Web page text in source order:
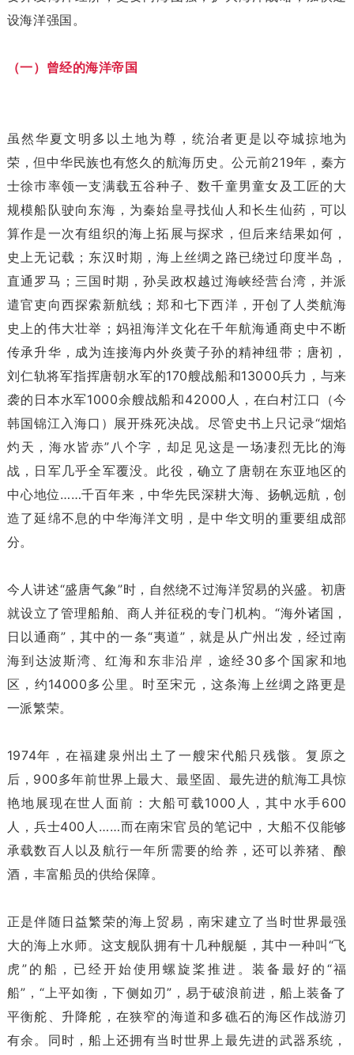
设海洋强国。
（一）曾经的海洋帝国
虽然华夏文明多以土地为尊，统治者更是以夺城掠地为
荣，但中华民族也有悠久的航海历史。公元前219年，秦方
士徐巿率领一支满载五谷种子、数千童男童女及工匠的大
规模船队驶向东海，为秦始皇寻找仙人和长生仙药，可以
算作是一次有组织的海上拓展与探求，但后来结果如何，
史上无记载；东汉时期，海上丝绸之路已绕过印度半岛，
直通罗马；三国时期，孙吴政权越过海峡经营台湾，并派
遣官吏向西探索新航线；郑和七下西洋，开创了人类航海
史上的伟大壮举；妈祖海洋文化在千年航海通商史中不断
传承升华，成为连接海内外炎黄子孙的精神纽带；唐初，
刘仁轨将军指挥唐朝水军的170艘战船和13000兵力，与来
袭的日本水军1000余艘战船和42000人，在白村江口（今
韩国锦江入海口）展开殊死决战。尽管史书上只记录“烟焰
灼天，海水皆赤”八个字，却足见这是一场凄烈无比的海
战，日军几乎全军覆没。此役，确立了唐朝在东亚地区的
中心地位……千百年来，中华先民深耕大海、扬帆远航，创
造了延绵不息的中华海洋文明，是中华文明的重要组成部
分。
今人讲述“盛唐气象”时，自然绕不过海洋贸易的兴盛。初唐
就设立了管理船舶、商人并征税的专门机构。“海外诸国，
日以通商”，其中的一条“夷道”，就是从广州出发，经过南
海到达波斯湾、红海和东非沿岸，途经30多个国家和地
区，约14000多公里。时至宋元，这条海上丝绸之路更是
一派繁荣。
1974年，在福建泉州出土了一艘宋代船只残骸。复原之
后，900多年前世界上最大、最坚固、最先进的航海工具惊
艳地展现在世人面前：大船可载1000人，其中水手600
人，兵士400人……而在南宋官员的笔记中，大船不仅能够
承载数百人以及航行一年所需要的给养，还可以养猪、酿
酒，丰富船员的供给保障。
正是伴随日益繁荣的海上贸易，南宋建立了当时世界最强
大的海上水师。这支舰队拥有十几种舰艇，其中一种叫“飞
虎”的船，已经开始使用螺旋桨推进。装备最好的“福
船”，“上平如衡，下侧如刃”，易于破浪前进，船上装备了
平衡舵、升降舵，在狭窄的海道和多礁石的海区作战游刃
有余。同时，船上还拥有当时世界上最先进的武器系统，